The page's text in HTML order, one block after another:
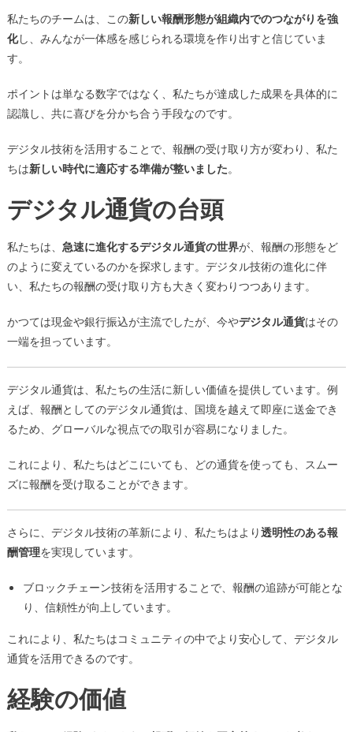
私たちのチームは、この新しい報酬形態が組織内でのつながりを強
化し、みんなが一体感を感じられる環境を作り出すと信じていま
す。
ポイントは単なる数字ではなく、私たちが達成した成果を具体的に
認識し、共に喜びを分かち合う手段なのです。
デジタル技術を活用することで、報酬の受け取り方が変わり、私た
ちは新しい時代に適応する準備が整いました。
デジタル通貨の台頭
私たちは、 急速に進化するデジタル通貨の世界が、報酬の形態をど
のように変えているのかを探求します。デジタル技術の進化に伴
い、私たちの報酬の受け取り方も大きく変わりつつあります。
かつては現金や銀行振込が主流でしたが、今やデジタル通貨はその
一端を担っています。
デジタル通貨は、私たちの生活に新しい価値を提供しています。例
えば、報酬としてのデジタル通貨は、国境を越えて即座に送金でき
るため、グローバルな視点での取引が容易になりました。
これにより、私たちはどこにいても、どの通貨を使っても、スムー
ズに報酬を受け取ることができます。
さらに、デジタル技術の革新により、私たちはより透明性のある報
酬管理を実現しています。
ブロックチェーン技術を活用することで、報酬の追跡が可能とな
り、信頼性が向上しています。
これにより、私たちはコミュニティの中でより安心して、デジタル
通貨を活用できるのです。
経験の価値